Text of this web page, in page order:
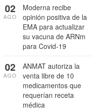
Moderna recibe
opinión positiva de la
EMA para actualizar
su vacuna de ARNm
para Covid-19
02
AGO
ANMAT autoriza la
venta libre de 10
medicamentos que
requerían receta
médica
02
AGO